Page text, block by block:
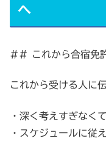
へ
## これから合宿免
これから受ける人に
・深く考えすぎなく
・スケジュールに従